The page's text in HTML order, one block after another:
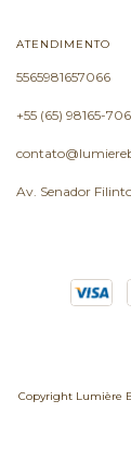
ATENDIMENTO
5565981657066
+55 (65) 98165-
Av. Senador
Copyright Lumière